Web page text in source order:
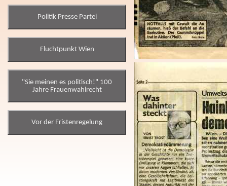
Politik Presse Partei
Fluchtpunkt Wien
"Sie meinen es politisch!" 100
Jahre Frauenwahlrecht
Vor der Fristenregelung